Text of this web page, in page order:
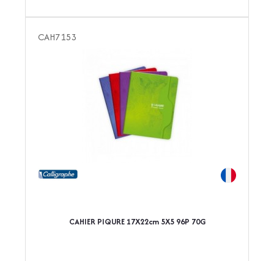
CAH7153
CAHIER PIQURE 17X22cm 5X5 96P 70G